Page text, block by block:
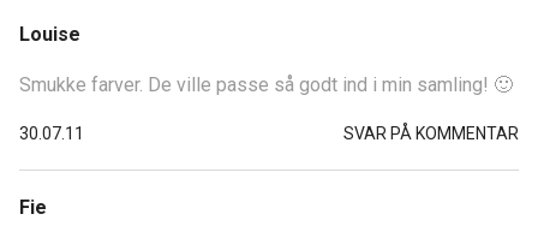
Louise
Smukke farver. De ville passe så godt ind i min samling! 🙂
30.07.11 SVAR PÅ KOMMENTAR
Fie